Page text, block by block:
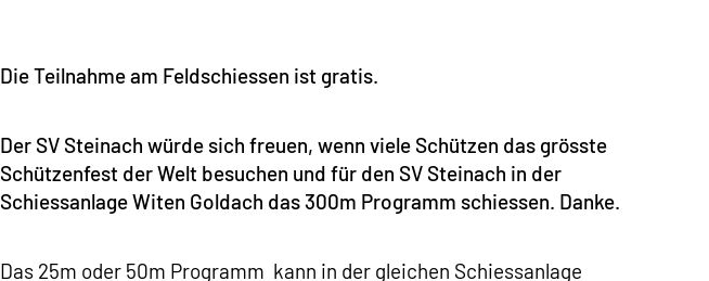
Die Teilnahme am Feldschiessen ist gratis.
Der SV Steinach würde sich freuen, wenn viele Schützen das grösste
Schützenfest der Welt besuchen und für den SV Steinach in der
Schiessanlage Witen Goldach das 300m Programm schiessen. Danke.
Das 25m oder 50m Programm kann in der gleichen Schiessanlage